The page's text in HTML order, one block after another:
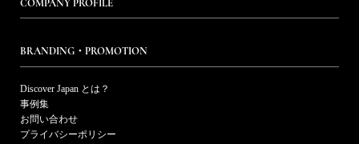
COMPANY PROFILE
BRANDING・PROMOTION
Discover Japan とは？
事例集
お問い合わせ
プライバシーポリシー